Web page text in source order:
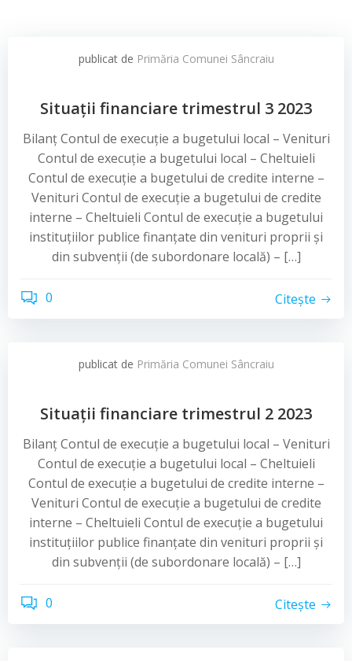
publicat de Primăria Comunei Sâncraiu
Situații financiare trimestrul 3 2023
Bilanț Contul de execuție a bugetului local – Venituri
Contul de execuție a bugetului local – Cheltuieli
Contul de execuție a bugetului de credite interne –
Venituri Contul de execuție a bugetului de credite
interne – Cheltuieli Contul de execuție a bugetului
instituțiilor publice finanțate din venituri proprii și
din subvenții (de subordonare locală) – […]
0 Citește
publicat de Primăria Comunei Sâncraiu
Situații financiare trimestrul 2 2023
Bilanț Contul de execuție a bugetului local – Venituri
Contul de execuție a bugetului local – Cheltuieli
Contul de execuție a bugetului de credite interne –
Venituri Contul de execuție a bugetului de credite
interne – Cheltuieli Contul de execuție a bugetului
instituțiilor publice finanțate din venituri proprii și
din subvenții (de subordonare locală) – […]
0 Citește